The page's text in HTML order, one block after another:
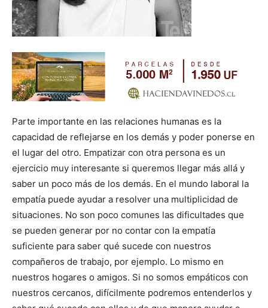
Parte importante en las relaciones humanas es la
capacidad de reflejarse en los demás y poder ponerse en
el lugar del otro. Empatizar con otra persona es un
ejercicio muy interesante si queremos llegar más allá y
saber un poco más de los demás. En el mundo laboral la
empatía puede ayudar a resolver una multiplicidad de
situaciones. No son poco comunes las dificultades que
se pueden generar por no contar con la empatía
suficiente para saber qué sucede con nuestros
compañeros de trabajo, por ejemplo. Lo mismo en
nuestros hogares o amigos. Si no somos empáticos con
nuestros cercanos, difícilmente podremos entenderlos y